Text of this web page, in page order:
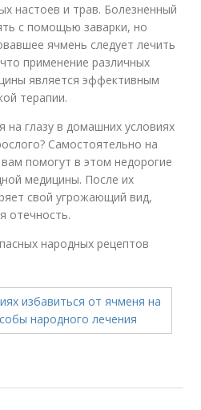
настоев и трав. Болезненный
с помощью заварки, но
ячмень следует лечить
применение различных
является эффективным
терапии.
на глазу в домашних условиях
Самостоятельно на
помогут в этом недорогие
медицины. После их
свой угрожающий вид,
отечность.
народных рецептов